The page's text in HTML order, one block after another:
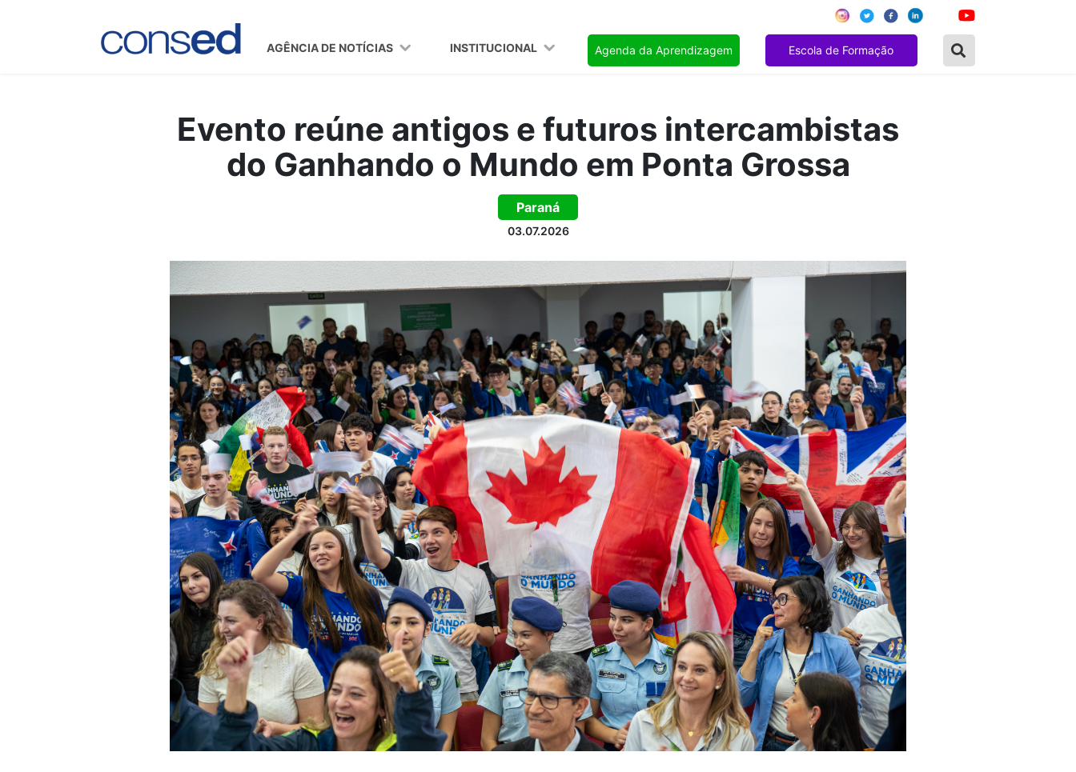
AGÊNCIA DE NOTÍCIAS INSTITUCIONAL Agenda da Aprendizagem Escola de Formação
Evento reúne antigos e futuros intercambistas
do Ganhando o Mundo em Ponta Grossa
Paraná
03.07.2026